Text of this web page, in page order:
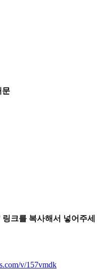
문
크를 복사해서 넣어주세
v/157vmdk